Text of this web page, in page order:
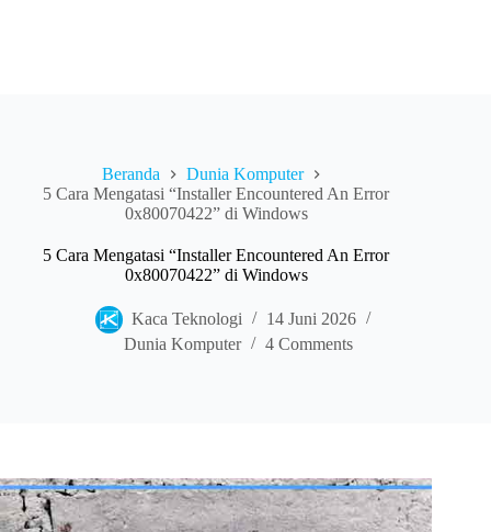
Beranda
Dunia Komputer
5 Cara Mengatasi “Installer Encountered An Error
0x80070422” di Windows
5 Cara Mengatasi “Installer Encountered An Error
0x80070422” di Windows
Kaca Teknologi
14 Juni 2026
Dunia Komputer
4 Comments